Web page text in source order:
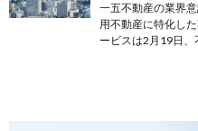
一五不動産の業界
用不動産に特化し
ービスは2月19日